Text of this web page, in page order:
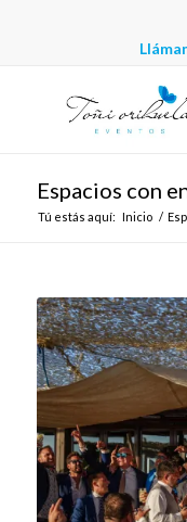
Espacios con
Tú estás aquí: Inicio /